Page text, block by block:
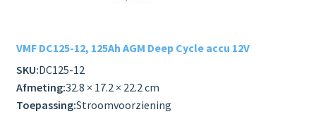
TILLIFT
LANDBOUW
VMF DC125-12, 125Ah AGM Deep Cycle accu 12V
SKU:DC125-12
Afmeting:32.8 × 17.2 × 22.2 cm
Toepassing:Stroomvoorziening